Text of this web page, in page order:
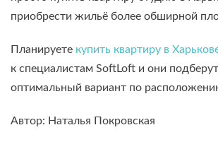
приобрести жильё более обширной
Планируете купить квартиру в
к специалистам SoftLoft и они
оптимальный вариант по
Автор: Наталья Покровская